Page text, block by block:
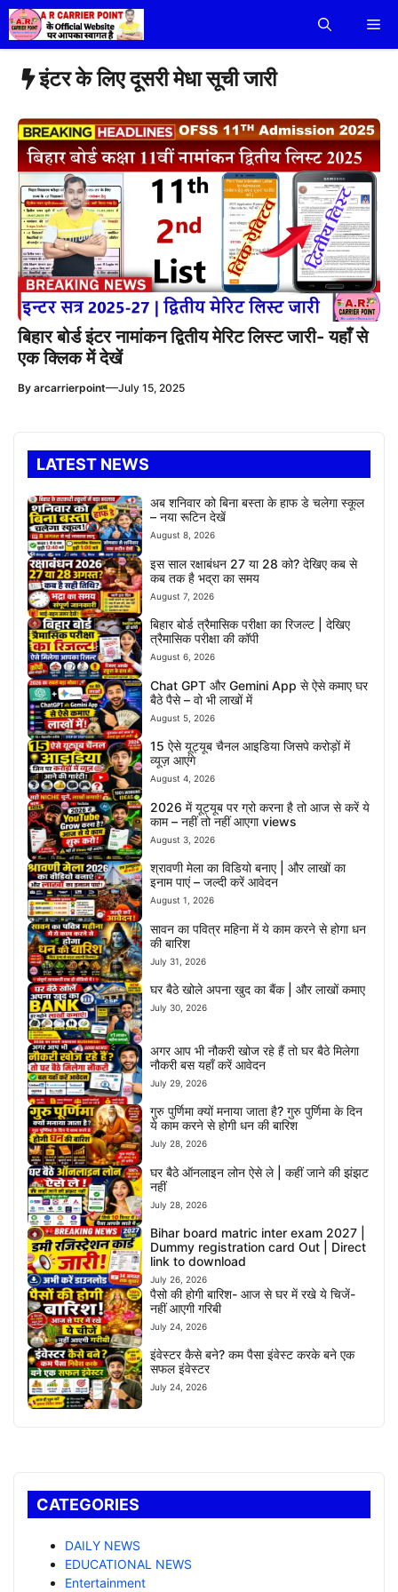
Skip
to
content
इंटर के लिए दूसरी मेधा सूची जारी
बिहार बोर्ड इंटर नामांकन द्वितीय मेरिट लिस्ट जारी- यहाँ से
एक क्लिक में देखें
By arcarrierpoint—July 15, 2025
LATEST NEWS
अब शनिवार को बिना बस्ता के हाफ डे चलेगा स्कूल
– नया रूटिन देखें
August 8, 2026
इस साल रक्षाबंधन 27 या 28 को? देखिए कब से
कब तक है भद्रा का समय
August 7, 2026
बिहार बोर्ड त्रैमासिक परीक्षा का रिजल्ट | देखिए
त्रैमासिक परीक्षा की कॉपी
August 6, 2026
Chat GPT और Gemini App से ऐसे कमाए घर
बैठे पैसे – वो भी लाखों में
August 5, 2026
15 ऐसे यूट्यूब चैनल आइडिया जिसपे करोड़ों में
व्यूज़ आएंगे
August 4, 2026
2026 में यूट्यूब पर ग्रो करना है तो आज से करें ये
काम – नहीं तो नहीं आएगा views
August 3, 2026
श्रावणी मेला का विडियो बनाए | और लाखों का
इनाम पाएं – जल्दी करें आवेदन
August 1, 2026
सावन का पवित्र महिना में ये काम करने से होगा धन
की बारिश
July 31, 2026
घर बैठे खोले अपना खुद का बैंक | और लाखों कमाए
July 30, 2026
अगर आप भी नौकरी खोज रहे हैं तो घर बैठे मिलेगा
नौकरी बस यहाँ करें आवेदन
July 29, 2026
गुरु पुर्णिमा क्यों मनाया जाता है? गुरु पुर्णिमा के दिन
ये काम करने से होगी धन की बारिश
July 28, 2026
घर बैठे ऑनलाइन लोन ऐसे ले | कहीं जाने की झंझट
नहीं
July 28, 2026
Bihar board matric inter exam 2027 |
Dummy registration card Out | Direct
link to download
July 26, 2026
पैसो की होगी बारिश- आज से घर में रखे ये चिजें-
नहीं आएगी गरिबी
July 24, 2026
इंवेस्टर कैसे बने? कम पैसा इंवेस्ट करके बने एक
सफल इंवेस्टर
July 24, 2026
CATEGORIES
DAILY NEWS
EDUCATIONAL NEWS
Entertainment